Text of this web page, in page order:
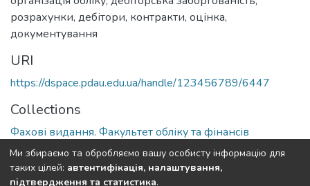
розрахунки, дебітори, контракти, оцінка,
документування
URI
https://dspace.pdau.edu.ua/handle/123456789/6447
Collections
Фахові видання. Факультет обліку та фінансів
Full item page
Ми збираємо та обробляємо вашу особисту інформацію для
таких цілей: автентифікація, налаштування,
підтвердження та статистика.